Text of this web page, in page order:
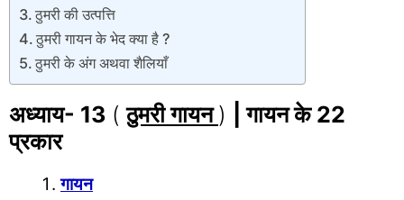
ठुमरी की उत्पत्ति
ठुमरी गायन के भेद क्या है ?
ठुमरी के अंग अथवा शैलियाँ
अध्याय- 13 (ठुमरी गायन) |गायन के 22
प्रकार
गायन